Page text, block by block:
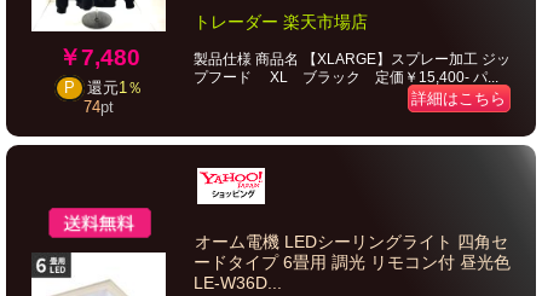
￥7,480
P 還元1％
74pt
トレーダー 楽天市場店
製品仕様 商品名 【XLARGE】スプレー加工 ジッ
プフード XL ブラック 定価￥15,400- パ...
詳細はこちら
オーム電機 LEDシーリングライト 四角セ
ードタイプ 6畳用 調光 リモコン付 昼光色
LE-W36D...